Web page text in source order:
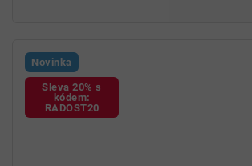
Novinka
Sleva 20% s
kódem:
RADOST20